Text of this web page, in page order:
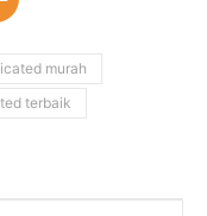
murah
terbaik